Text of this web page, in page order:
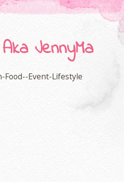
JennyMa
Food--Event-Lifestyle